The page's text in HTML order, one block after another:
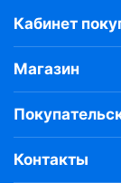
Кабинет
Магазин
Контакты